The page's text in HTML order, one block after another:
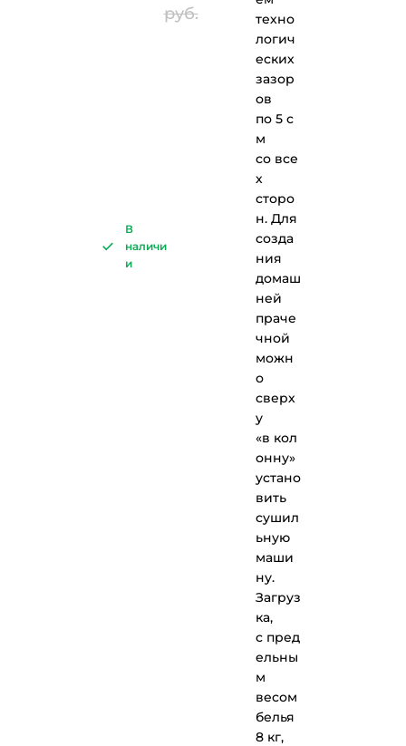
В
наличи
и
руб.
техно
логич
еских
зазор
ов
по 5 с
м
со все
х
сторо
н. Для
созда
ния
домаш
ней
праче
чной
можн
о
сверх
у
«в кол
онну»
устано
вить
сушил
ьную
маши
ну.
Загруз
ка,
с пред
ельны
м
весом
белья
8 кг,